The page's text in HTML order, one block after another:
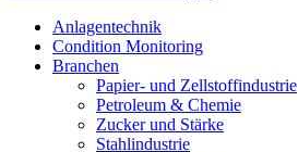
Anlagentechnik
Condition Monitoring
Branchen
Papier- und Zellstoffindustrie
Petroleum & Chemie
Zucker und Stärke
Stahlindustrie